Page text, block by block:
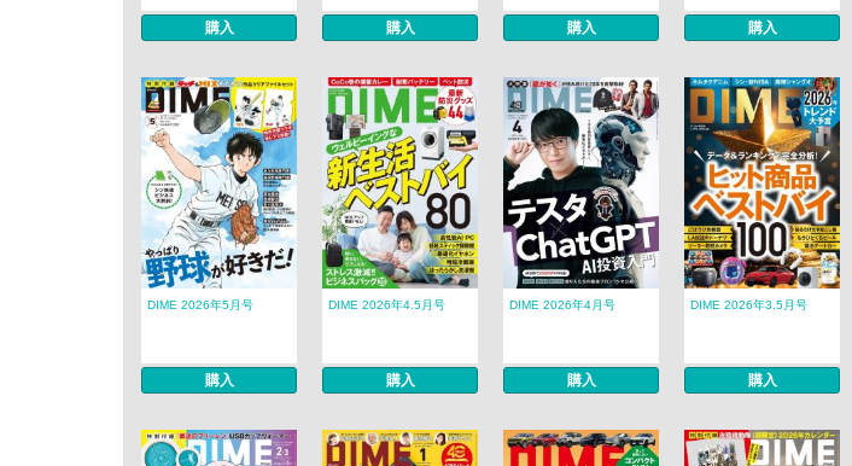
購入 購入 購入 購入
DIME 2026年5月号
購入
DIME 2026年4.5月号
購入
DIME 2026年4月号
購入
DIME 2026年3.5月号
購入